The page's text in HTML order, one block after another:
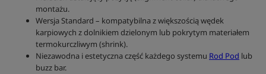
montażu.
Wersja Standard – kompatybilna z większością wędek
karpiowych z dolnikiem dzielonym lub pokrytym materiałem
termokurczliwym (shrink).
Niezawodna i estetyczna część każdego systemu Rod Pod lub
buzz bar.